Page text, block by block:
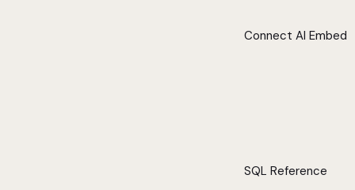
Connect AI Embed
SQL Reference